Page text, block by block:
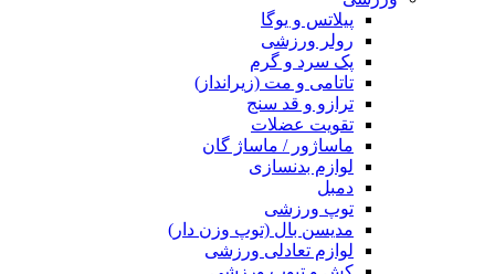
پیلاتس و یوگا
رولر ورزشی
پک سرد و گرم
تاتامی و مت (زیرانداز)
ترازو و قد سنج
تقویت عضلات
ماساژور / ماساژ گان
لوازم بدنسازی
دمبل
توپ ورزشی
مدیسن بال (توپ وزن دار)
لوازم تعادلی ورزشی